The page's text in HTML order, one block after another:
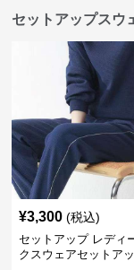
セットアップスウ
¥3,300 (税込)
セットアップ レディ
クスウェアセットア